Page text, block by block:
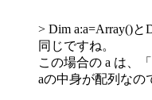
> Dim a:a=Array()と
同じですね。
この場合の a は、
aの中身が配列なの